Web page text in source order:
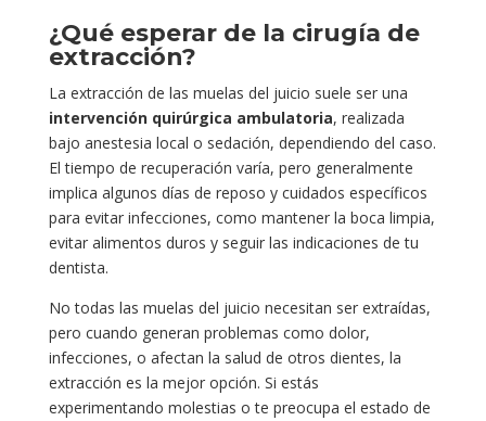
¿Qué esperar de la cirugía de
extracción?
La extracción de las muelas del juicio suele ser una
intervención quirúrgica ambulatoria, realizada
bajo anestesia local o sedación, dependiendo del caso.
El tiempo de recuperación varía, pero generalmente
implica algunos días de reposo y cuidados específicos
para evitar infecciones, como mantener la boca limpia,
evitar alimentos duros y seguir las indicaciones de tu
dentista.
No todas las muelas del juicio necesitan ser extraídas,
pero cuando generan problemas como dolor,
infecciones, o afectan la salud de otros dientes, la
extracción es la mejor opción. Si estás
experimentando molestias o te preocupa el estado de